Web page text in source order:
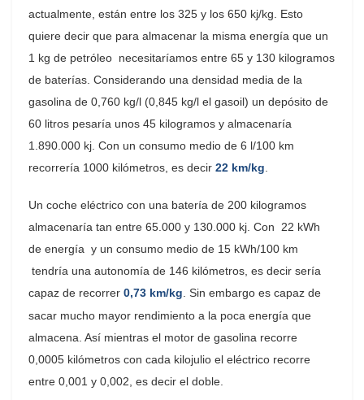
actualmente, están entre los 325 y los 650 kj/kg. Esto
quiere decir que para almacenar la misma energía que un
1 kg de petróleo necesitaríamos entre 65 y 130 kilogramos
de baterías. Considerando una densidad media de la
gasolina de 0,760 kg/l (0,845 kg/l el gasoil) un depósito de
60 litros pesaría unos 45 kilogramos y almacenaría
1.890.000 kj. Con un consumo medio de 6 l/100 km
recorrería 1000 kilómetros, es decir 22 km/kg
Un coche eléctrico con una batería de 200 kilogramos
almacenaría tan entre 65.000 y 130.000 kj. Con 22 kWh
de energía y un consumo medio de 15 kWh/100 km
tendría una autonomía de 146 kilómetros, es decir sería
capaz de recorrer 0,73 km/kg . Sin embargo es capaz de
sacar mucho mayor rendimiento a la poca energía que
almacena. Así mientras el motor de gasolina recorre
0,0005 kilómetros con cada kilojulio el eléctrico recorre
entre 0,001 y 0,002, es decir el doble.